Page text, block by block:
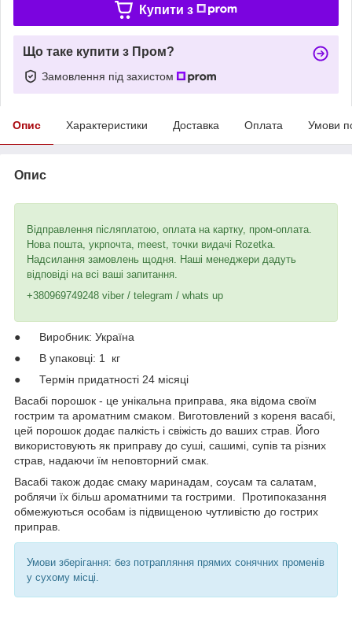
Купити з
Що таке купити з Пром?
Замовлення під захистом
Опис Характеристики Доставка Оплата Умови
Опис
Відправлення післяплатою, оплата на картку, пром-оплата.
Нова пошта, укрпочта, meest, точки видачі Rozetka.
Надсилання замовлень щодня. Наші менеджери дадуть
відповіді на всі ваші запитання.
+380969749248 viber / telegram / whats up
● Виробник: Україна
● В упаковці: 1 кг
● Термін придатності 24 місяці
Васабі порошок - це унікальна приправа, яка відома своїм
гострим та ароматним смаком. Виготовлений з кореня васабі,
цей порошок додає палкість і свіжість до ваших страв. Його
використовують як приправу до суші, сашимі, супів та різних
страв, надаючи їм неповторний смак.
Васабі також додає смаку маринадам, соусам та салатам,
роблячи їх більш ароматними та гострими. Протипоказання
обмежуються особам із підвищеною чутливістю до гострих
приправ.
Умови зберігання: без потрапляння прямих сонячних променів
у сухому місці.